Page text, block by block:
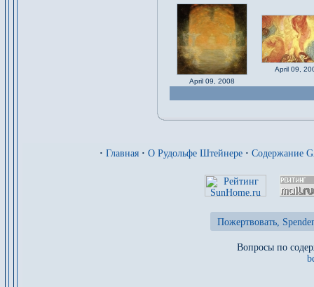
April 09, 2008
April 09,
· Главная · О Рудольфе Штейнере · Содержание
Пожертвовать,
Вопросы по